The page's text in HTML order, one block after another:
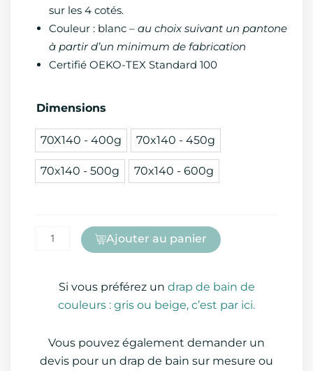
sur les 4 cotés.
Couleur : blanc – au choix suivant un pantone
à partir d’un minimum de fabrication
Certifié OEKO-TEX Standard 100
Dimensions
70X140 - 400g 70x140 - 450g
70x140 - 500g 70x140 - 600g
quantité
Drap
de
bain
Spa
Ajouter au panier
Si vous préférez un drap de bain de
couleurs : gris ou beige, c’est par ici.
Vous pouvez également demander un
devis pour un drap de bain sur mesure ou